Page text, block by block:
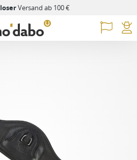
Versand ab 100 €